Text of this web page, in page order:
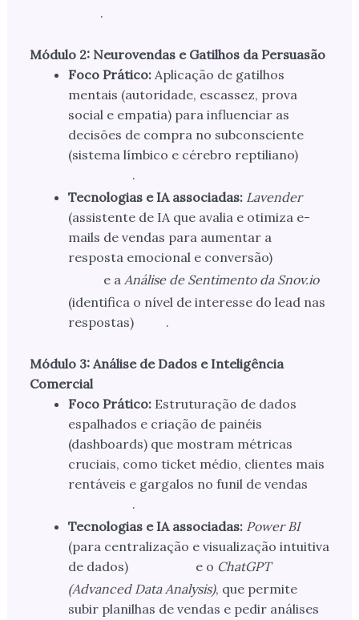
.
Módulo 2: Neurovendas e Gatilhos da Persuasão
Foco Prático:Aplicação de gatilhos
mentais (autoridade, escassez, prova
social e empatia) para influenciar as
decisões de compra no subconsciente
(sistema límbico e cérebro reptiliano)
.
Tecnologias e IA associadas: Lavender
(assistente de IA que avalia e otimiza e-
mails de vendas para aumentar a
resposta emocional e conversão)
e a Análise de Sentimento da Snov.io
(identifica o nível de interesse do lead nas
respostas)
.
Módulo 3: Análise de Dados e Inteligência
Comercial
Foco Prático:Estruturação de dados
espalhados e criação de painéis
(dashboards) que mostram métricas
cruciais, como ticket médio, clientes mais
rentáveis e gargalos no funil de vendas
.
Tecnologias e IA associadas: Power BI
(para centralização e visualização intuitiva
de dados)
e o ChatGPT
(Advanced Data Analysis), que permite
subir planilhas de vendas e pedir análises